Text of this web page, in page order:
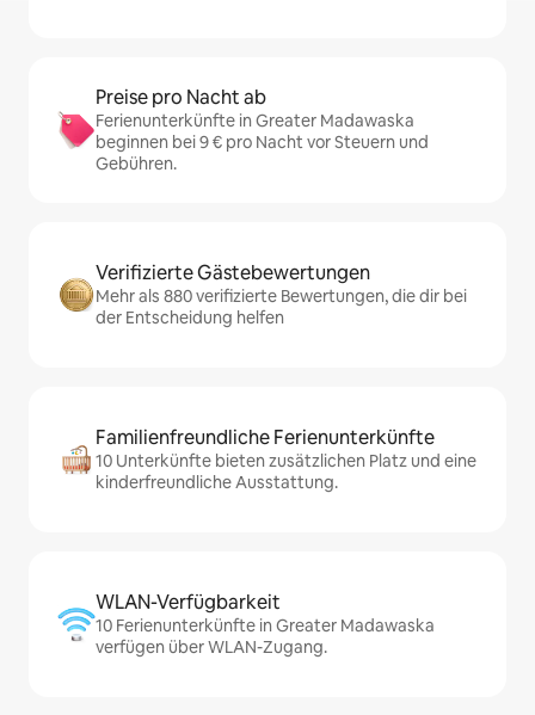
Preise pro Nacht ab
Ferienunterkünfte in Greater Madawaska
beginnen bei 9 € pro Nacht vor Steuern und
Gebühren.
Verifizierte Gästebewertungen
Mehr als 880 verifizierte Bewertungen, die dir bei
der Entscheidung helfen
Familienfreundliche Ferienunterkünfte
10 Unterkünfte bieten zusätzlichen Platz und eine
kinderfreundliche Ausstattung.
WLAN-Verfügbarkeit
10 Ferienunterkünfte in Greater Madawaska
verfügen über WLAN-Zugang.